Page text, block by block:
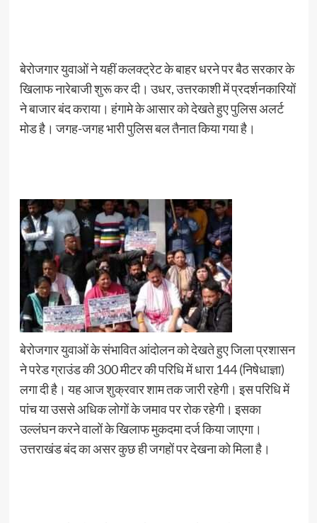
बेरोजगार युवाओं ने यहीं कलक्ट्रेट के बाहर धरने पर बैठ सरकार के
खिलाफ नारेबाजी शुरू कर दी। उधर, उत्तरकाशी में प्रदर्शनकारियों
ने बाजार बंद कराया। हंगामे के आसार को देखते हुए पुलिस अलर्ट
मोड है। जगह-जगह भारी पुलिस बल तैनात किया गया है।
बेरोजगार युवाओं के संभावित आंदोलन को देखते हुए जिला प्रशासन
ने परेड ग्राउंड की 300 मीटर की परिधि में धारा 144 (निषेधाज्ञा)
लगा दी है। यह आज शुक्रवार शाम तक जारी रहेगी। इस परिधि में
पांच या उससे अधिक लोगों के जमाव पर रोक रहेगी। इसका
उल्लंघन करने वालों के खिलाफ मुकदमा दर्ज किया जाएगा।
उत्तराखंड बंद का असर कुछ ही जगहों पर देखना को मिला है।